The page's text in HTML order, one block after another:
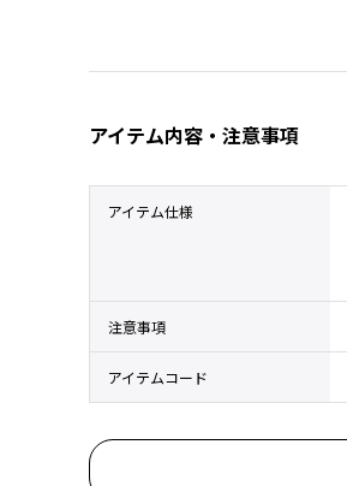
アイテム内容・注意事項
アイテム仕様
注意事項
アイテムコード